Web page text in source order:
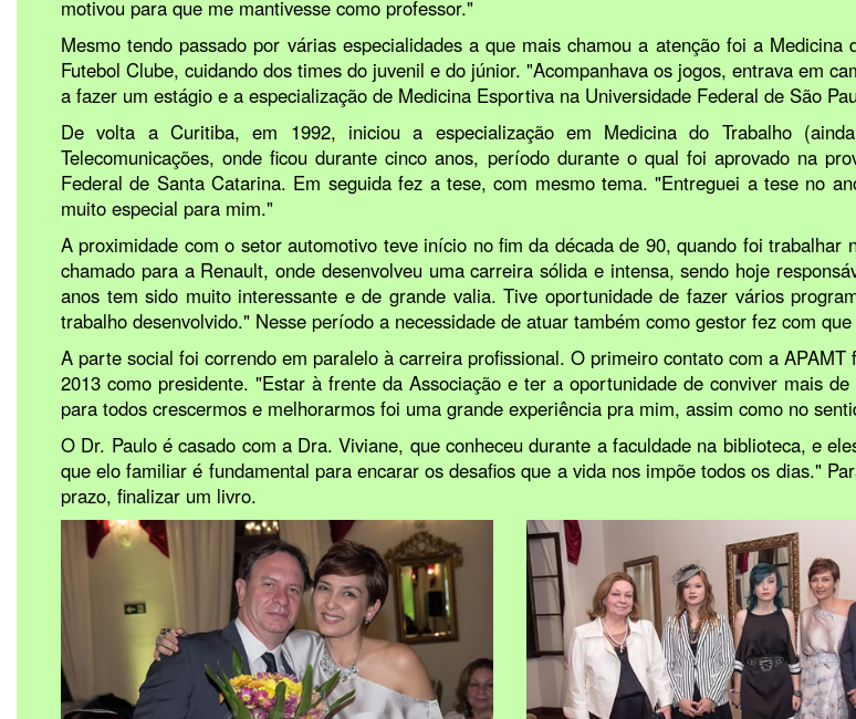
motivou para que me mantivesse como professor."
Mesmo tendo passado por várias especialidades a que mais chamou a atenção foi a
Futebol Clube, cuidando dos times do juvenil e do júnior. "Acompanhava os jogos, entrava em
a fazer um estágio e a especialização de Medicina Esportiva na Universidade Federal de São
De volta a Curitiba, em 1992, iniciou a especialização em Medicina do Trabalho
Telecomunicações, onde ficou durante cinco anos, período durante o qual foi aprovado na
Federal de Santa Catarina. Em seguida fez a tese, com mesmo tema. "Entreguei a tese no
muito especial para mim."
A proximidade com o setor automotivo teve início no fim da década de 90, quando foi
chamado para a Renault, onde desenvolveu uma carreira sólida e intensa, sendo hoje
anos tem sido muito interessante e de grande valia. Tive oportunidade de fazer vários
trabalho desenvolvido." Nesse período a necessidade de atuar também como gestor fez com
A parte social foi correndo em paralelo à carreira profissional. O primeiro contato com a
2013 como presidente. "Estar à frente da Associação e ter a oportunidade de conviver mais
para todos crescermos e melhorarmos foi uma grande experiência pra mim, assim como no
O Dr. Paulo é casado com a Dra. Viviane, que conheceu durante a faculdade na biblioteca, e
que elo familiar é fundamental para encarar os desafios que a vida nos impõe todos os dias."
prazo, finalizar um livro.